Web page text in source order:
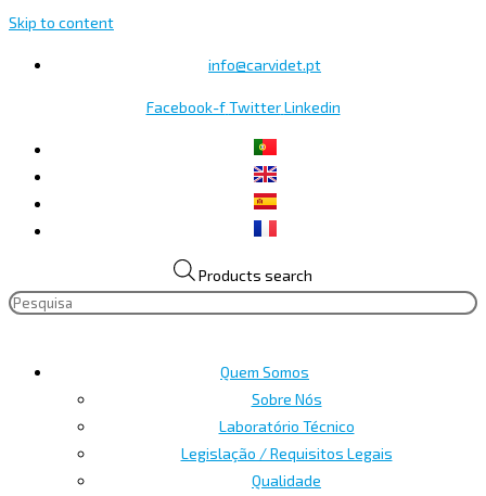
Skip to content
info@carvidet.pt
Facebook-f Twitter Linkedin
Products search
Quem Somos
Sobre Nós
Laboratório Técnico
Legislação / Requisitos Legais
Qualidade